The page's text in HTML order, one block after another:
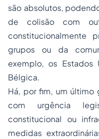
são absolutos,
de colisão com
constitucionalmente
grupos ou da
exemplo, os
Bélgica.
Há, por fim, um último
com urgência
constitucional ou
medidas